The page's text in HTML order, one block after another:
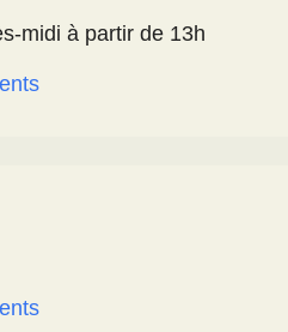
midi à partir de 13h